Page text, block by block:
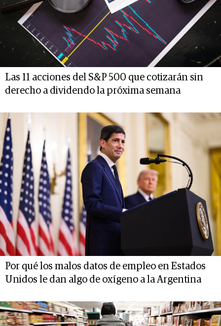
Las 11 acciones del S&P 500 que cotizarán sin
derecho a dividendo la próxima semana
Por qué los malos datos de empleo en Estados
Unidos le dan algo de oxígeno a la Argentina